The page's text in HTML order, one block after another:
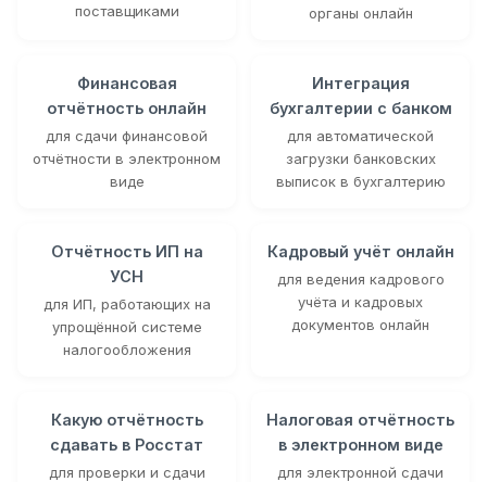
поставщиками
органы онлайн
Финансовая
отчётность онлайн
для сдачи финансовой
отчётности в электронном
виде
Интеграция
бухгалтерии с банком
для автоматической
загрузки банковских
выписок в бухгалтерию
Отчётность ИП на
УСН
для ИП, работающих на
упрощённой системе
налогообложения
Кадровый учёт онлайн
для ведения кадрового
учёта и кадровых
документов онлайн
Какую отчётность
сдавать в Росстат
для проверки и сдачи
Налоговая отчётность
в электронном виде
для электронной сдачи